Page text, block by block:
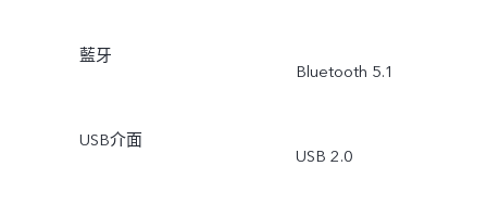
藍牙
Bluetooth 5.1
USB介面
USB 2.0